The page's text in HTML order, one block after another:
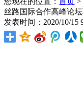
丝路国际合作高峰论
发表时间：2020/10/